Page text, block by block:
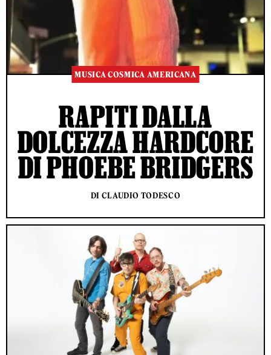
MUSICA COSMICA AMERICANA
RAPITI DALLA
DOLCEZZA HARDCORE
DI PHOEBE BRIDGERS
DI CLAUDIO TODESCO